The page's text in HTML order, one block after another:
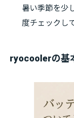
暑い季節を少
度チェックし
ryocoolerの基